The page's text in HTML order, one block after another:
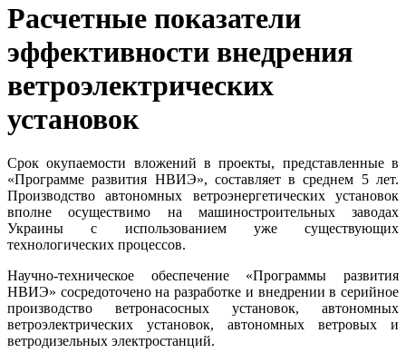
Расчетные показатели
эффективности внедрения
ветроэлектрических
установок
Срок окупаемости вложений в проекты, представленные в
«Программе развития НВИЭ», составляет в среднем 5 лет.
Производство автономных ветроэнергетических установок
вполне осуществимо на машиностроительных заводах
Украины с использованием уже существующих
технологических процессов.
Научно-техническое обеспечение «Программы развития
НВИЭ» сосредоточено на разработке и внедрении в серийное
производство ветронасосных установок, автономных
ветроэлектрических установок, автономных ветровых и
ветродизельных электростанций.